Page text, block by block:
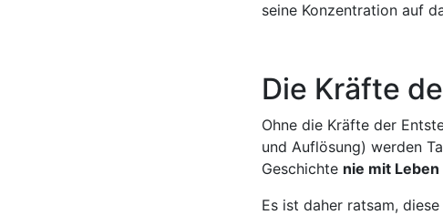
seine Konzentration auf
Die Kräfte
Ohne die Kräfte der
und Auflösung) werden
Geschichte nie mit
Es ist daher ratsam,